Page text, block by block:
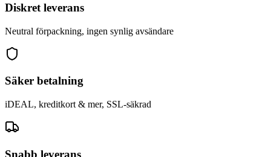
Diskret leverans
Neutral förpackning, ingen synlig avsändare
Säker betalning
iDEAL, kreditkort & mer, SSL-säkrad
Snabb leverans